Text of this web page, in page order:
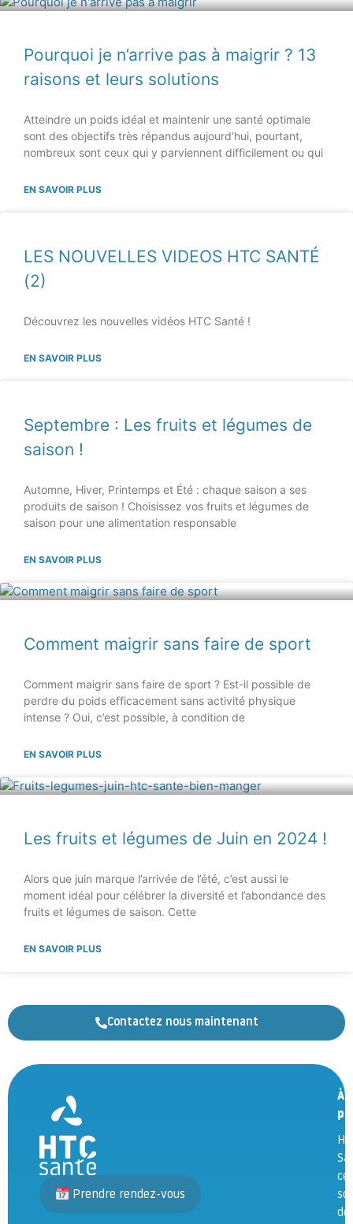
Pourquoi je n’arrive pas à maigrir ? 13
raisons et leurs solutions
Atteindre un poids idéal et maintenir une santé optimale
sont des objectifs très répandus aujourd’hui, pourtant,
nombreux sont ceux qui y parviennent difficilement ou qui
EN SAVOIR PLUS
LES NOUVELLES VIDEOS HTC SANTÉ
(2)
Découvrez les nouvelles vidéos HTC Santé !
EN SAVOIR PLUS
Septembre : Les fruits et légumes de
saison !
Automne, Hiver, Printemps et Été : chaque saison a ses
produits de saison ! Choisissez vos fruits et légumes de
saison pour une alimentation responsable
EN SAVOIR PLUS
Comment maigrir sans faire de sport
Comment maigrir sans faire de sport ? Est-il possible de
perdre du poids efficacement sans activité physique
intense ? Oui, c’est possible, à condition de
EN SAVOIR PLUS
Les fruits et légumes de Juin en 2024 !
Alors que juin marque l’arrivée de l’été, c’est aussi le
moment idéal pour célébrer la diversité et l’abondance des
fruits et légumes de saison. Cette
EN SAVOIR PLUS
Contactez nous maintenant
Prendre rendez-vous
À
ce